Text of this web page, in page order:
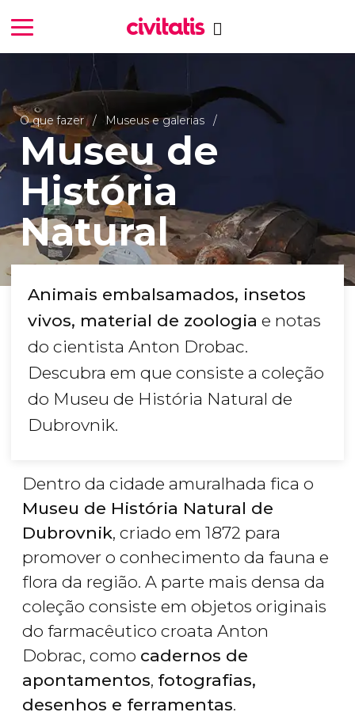
O que fazer Museus e galerias
Museu de
História
Natural
Animais embalsamados, insetos
vivos, material de zoologia e notas
do cientista Anton Drobac.
Descubra em que consiste a coleção
do Museu de História Natural de
Dubrovnik.
Dentro da cidade amuralhada fica o
Museu de História Natural de
Dubrovnik, criado em 1872 para
promover o conhecimento da fauna e
flora da região. A parte mais densa da
coleção consiste em objetos originais
do farmacêutico croata Anton
Dobrac, como cadernos de
apontamentos, fotografias,
desenhos e ferramentas.